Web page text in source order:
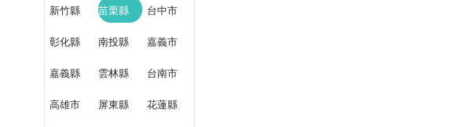
新竹縣 苗栗縣 台中市
彰化縣 南投縣 嘉義市
嘉義縣 雲林縣 台南市
高雄市 屏東縣 花蓮縣